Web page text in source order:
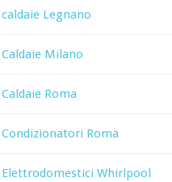
Legnano
Milano
Roma
Roma
Elettrodomestici Whirlpool